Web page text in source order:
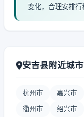
变化，合理安排行
安吉县附近城市
杭州市 嘉兴市
衢州市 绍兴市